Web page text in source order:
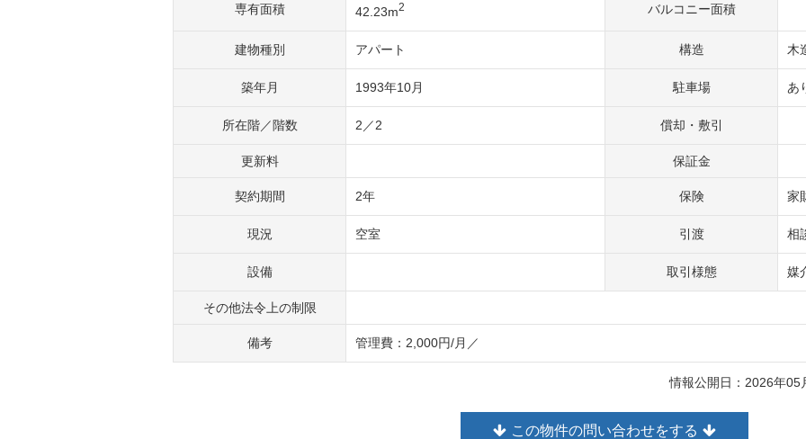
専有面積 42.23m2 バルコニー面積
建物種別 アパート 構造 木
築年月 1993年10月 駐車場 あ
所在階／階数 2／2 償却・敷引
更新料 保証金
契約期間 2年 保険 家
現況 空室 引渡 相
設備 取引様態 媒
その他法令上の制限
備考 管理費：2,000円/月／
情報公開日：2026年
この物件の問い合わせをする